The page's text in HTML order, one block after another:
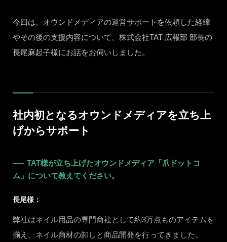
今回は、オウンドメディアの運営サポートを依頼した経緯
やその後の支援内容について、株式会社TAT 広報部 部長の
長尾麻起子様にお話をお伺いしました。
社内初となるオウンドメディアを立ち上
げからサポート
TAT様が立ち上げたオウンドメディア「爪ドットコ
ム」について教えてください。
長尾様：
弊社はネイル用品の専門商社として約3万点ものアイテムを
揃え、ネイル商材の卸しと商品開発を行ってきました。